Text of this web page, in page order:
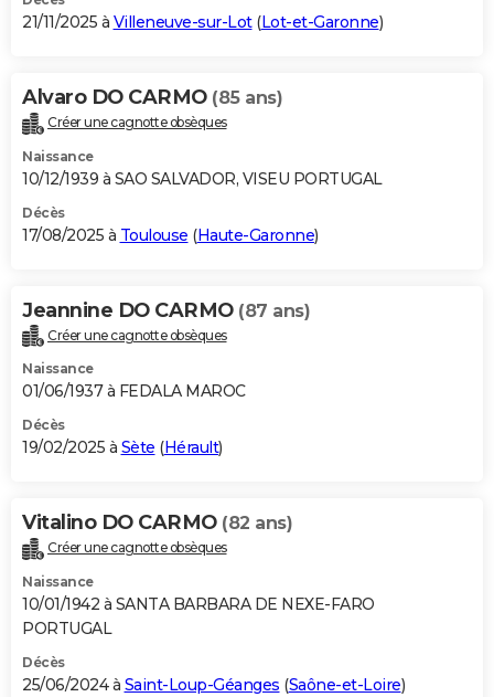
21/11/2025 à Villeneuve-sur-Lot(Lot-et-Garonne)
Alvaro DO CARMO (85 ans)
Créer une cagnotte obsèques
Naissance
10/12/1939 à SAO SALVADOR, VISEU PORTUGAL
Décès
17/08/2025 à Toulouse (Haute-Garonne)
Jeannine DO CARMO (87 ans)
Créer une cagnotte obsèques
Naissance
01/06/1937 à FEDALA MAROC
Décès
19/02/2025 à Sète (Hérault)
Vitalino DO CARMO (82 ans)
Créer une cagnotte obsèques
Naissance
10/01/1942 à SANTA BARBARA DE NEXE-FARO
PORTUGAL
Décès
25/06/2024 à Saint-Loup-Géanges (Saône-et-Loire)